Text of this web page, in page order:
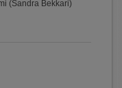
(Sandra Bekkari)